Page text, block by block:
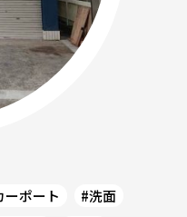
ーポート
#洗面